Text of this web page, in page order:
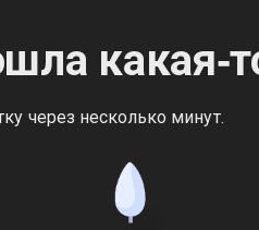
через несколько минут.